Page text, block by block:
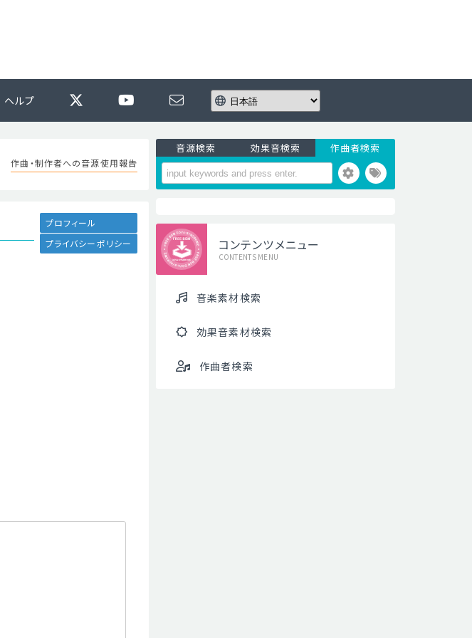
ヘルプ
作曲・制作者への音源使用報告
プロフィール
プライバシーポリシー
音源検索 効果音検索 作曲者検索
コンテンツメニュー
CONTENTS MENU
音楽素材検索
効果音素材検索
作曲者検索